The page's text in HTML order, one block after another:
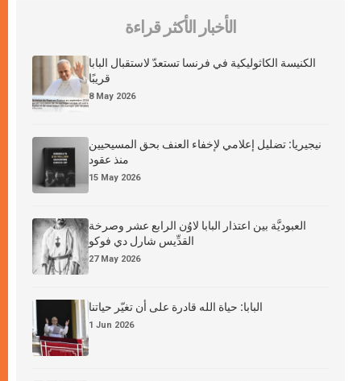
الأخبار الأكثر قراءة
الكنيسة الكاثوليكية في فرنسا تستعدّ لاستقبال البابا
قريبًا
8 May 2026
نيجيريا: تضليل إعلامي لإخفاء العنف بحق المسيحيين
منذ عقود
15 May 2026
العبوديَّة بين اعتذار البابا لاوُن الرابع عشر وصرخة
القدِّيس شارل دي فوكو
27 May 2026
البابا: حياة الله قادرة على أن تغيّر حياتنا
1 Jun 2026